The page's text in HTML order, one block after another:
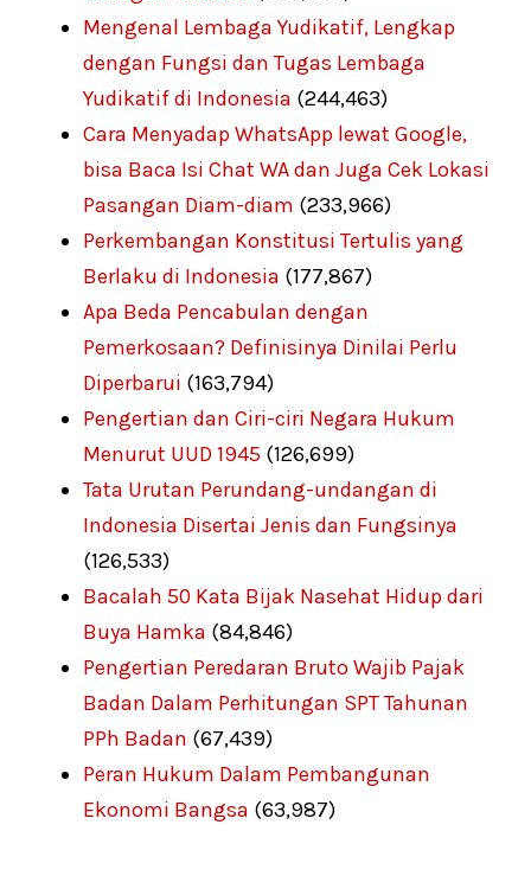
Mengenal Lembaga Yudikatif, Lengkap
dengan Fungsi dan Tugas Lembaga
Yudikatif di Indonesia (244,463)
Cara Menyadap WhatsApp lewat Google,
bisa Baca Isi Chat WA dan Juga Cek Lokasi
Pasangan Diam-diam (233,966)
Perkembangan Konstitusi Tertulis yang
Berlaku di Indonesia (177,867)
Apa Beda Pencabulan dengan
Pemerkosaan? Definisinya Dinilai Perlu
Diperbarui (163,794)
Pengertian dan Ciri-ciri Negara Hukum
Menurut UUD 1945 (126,699)
Tata Urutan Perundang-undangan di
Indonesia Disertai Jenis dan Fungsinya
(126,533)
Bacalah 50 Kata Bijak Nasehat Hidup dari
Buya Hamka (84,846)
Pengertian Peredaran Bruto Wajib Pajak
Badan Dalam Perhitungan SPT Tahunan
PPh Badan (67,439)
Peran Hukum Dalam Pembangunan
Ekonomi Bangsa (63,987)